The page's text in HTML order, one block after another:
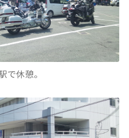
で休憩。